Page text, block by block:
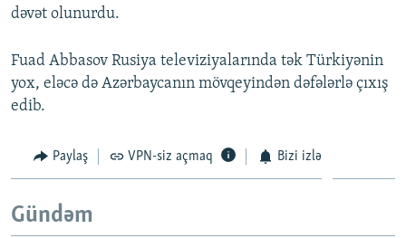
dəvət olunurdu.
Fuad Abbasov Rusiya televiziyalarında tək Türkiyənin
yox, eləcə də Azərbaycanın mövqeyindən dəfələrlə çıxış
edib.
Paylaş VPN-siz açmaq Bizi izlə
Gündəm